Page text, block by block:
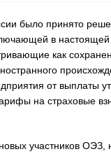
было принято
в
как
от выплаты
на страховые
участников ОЭЗ,